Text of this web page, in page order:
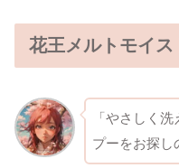
花王メルトモイ
「やさしく
プーをお探し